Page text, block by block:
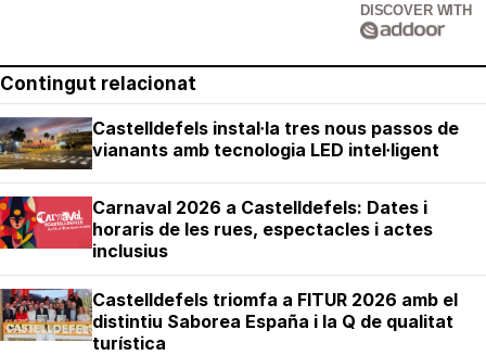
DISCOVER WITH
Contingut relacionat
Castelldefels instal·la tres nous passos de
vianants amb tecnologia LED intel·ligent
Carnaval 2026 a Castelldefels: Dates i
horaris de les rues, espectacles i actes
inclusius
Castelldefels triomfa a FITUR 2026 amb el
distintiu Saborea España i la Q de qualitat
turística